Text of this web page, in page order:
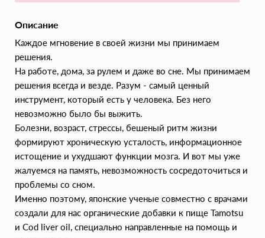
Описание
Каждое мгновение в своей жизни мы принимаем
решения.
На работе, дома, за рулем и даже во сне. Мы принимаем
решения всегда и везде. Разум - самый ценный
инструмент, который есть у человека. Без него
невозможно было бы выжить.
Болезни, возраст, стрессы, бешеный ритм жизни
формируют хроническую усталость, информационное
истощение и ухудшают функции мозга. И вот мы уже
жалуемся на память, невозможность сосредоточиться и
проблемы со сном.
Именно поэтому, японские ученые совместно с врачами
создали для нас органические добавки к пище Tamotsu
и Соd liver oil, специально направленные на помощь и